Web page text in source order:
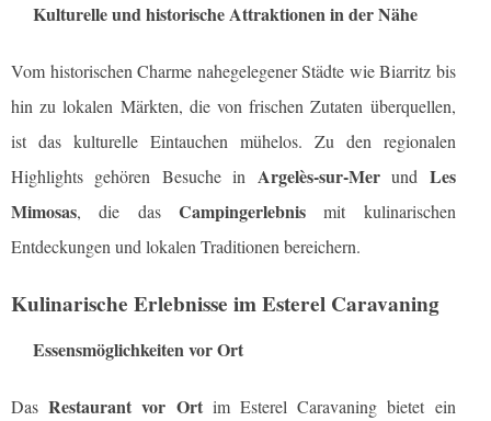
Kulturelle und historische Attraktionen in der Nähe
Vom historischen Charme nahegelegener Städte wie Biarritz bis
hin zu lokalen Märkten, die von frischen Zutaten überquellen,
ist das kulturelle Eintauchen mühelos. Zu den regionalen
Highlights gehören Besuche in Argelès-sur-Merund Les
Mimosas, die das Campingerlebnismit kulinarischen
Entdeckungen und lokalen Traditionen bereichern.
Kulinarische Erlebnisse im Esterel Caravaning
Essensmöglichkeiten vor Ort
DasRestaurant vor Ortim Esterel Caravaning bietet ein